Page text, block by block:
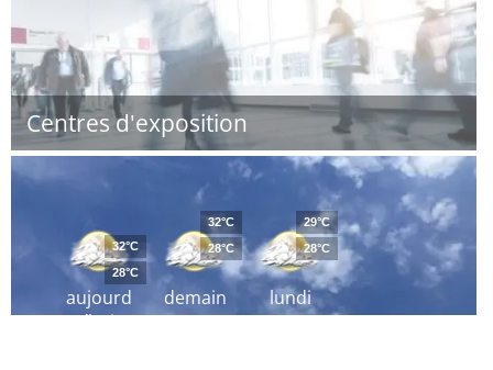
Centres d'exposition
aujourd
´hui
32°C
28°C
demain
32°C
28°C
lundi
29°C
28°C